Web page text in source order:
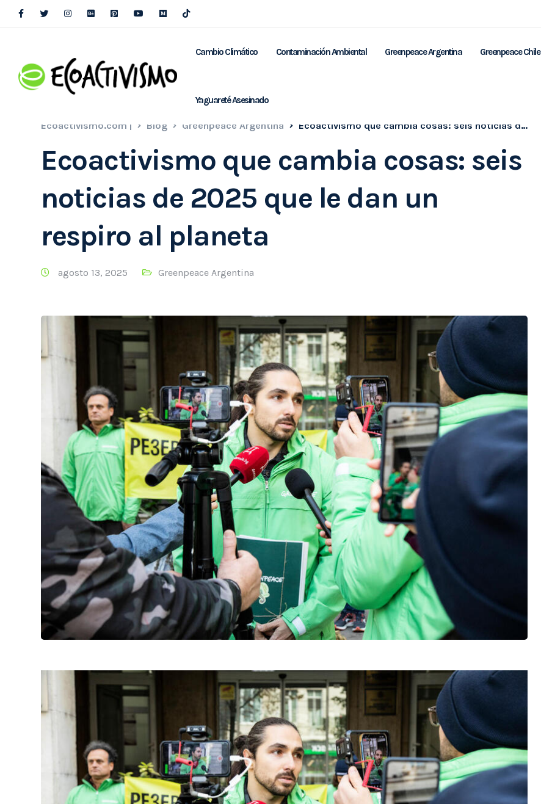
Cambio Climático Contaminación Ambiental Greenpeace Argentina Greenpeace Chile
Yaguareté Asesinado
Ecoactivismo.com | Blog Greenpeace Argentina Ecoactivismo que cambia cosas: seis noticias de 2025 que le dan un respiro al planeta
Ecoactivismo que cambia cosas: seis
noticias de 2025 que le dan un
respiro al planeta
agosto 13, 2025 Greenpeace Argentina